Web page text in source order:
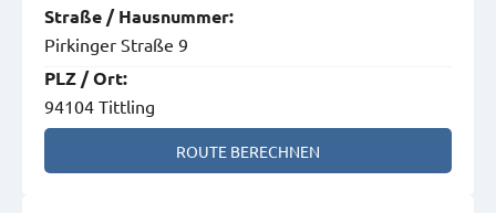
Straße / Hausnummer:
Pirkinger Straße 9
PLZ /Ort:
94104 Tittling
ROUTE BERECHNEN